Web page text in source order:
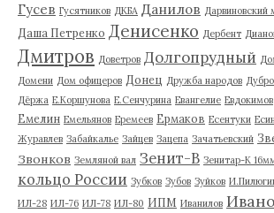
Гусев Гусятников ДКБА Данилов Дарвиновский
Даша Петренко Денисенко Дербент
Дмитров Доветров Долгопрудный
Домени Дом офицеров Донец Дружба народов
Дёржа Е.Коршунова Е.Сенчурина Евангелие Евдокимов
Емелин Емельянов Еремеев Ермаков Есентуки
Журавлев Забайкалье Зайцев Зацепа Зачатьевский
Звонков Земляной вал Зенит-В Зенитар-К
кольцо России Зубков Зубов Зуйков
ИЛ-28 ИЛ-76 ИЛ-78 ИЛ-80 ИПМ Иванилов